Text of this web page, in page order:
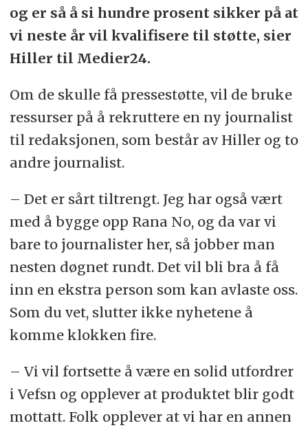
og er så å si hundre prosent sikker på at
vi neste år vil kvalifisere til støtte, sier
Hiller til Medier24.
Om de skulle få pressestøtte, vil de bruke
ressurser på å rekruttere en ny journalist
til redaksjonen, som består av Hiller og to
andre journalist.
– Det er sårt tiltrengt. Jeg har også vært
med å bygge opp Rana No, og da var vi
bare to journalister her, så jobber man
nesten døgnet rundt. Det vil bli bra å få
inn en ekstra person som kan avlaste oss.
Som du vet, slutter ikke nyhetene å
komme klokken fire.
– Vi vil fortsette å være en solid utfordrer
i Vefsn og opplever at produktet blir godt
mottatt. Folk opplever at vi har en annen